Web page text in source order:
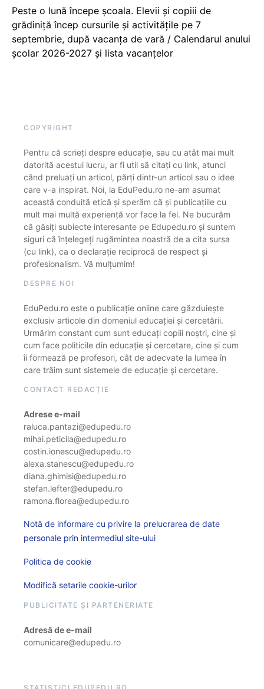
Peste o lună începe școala. Elevii și copiii de
grădiniță încep cursurile și activitățile pe 7
septembrie, după vacanța de vară / Calendarul anului
școlar 2026-2027 și lista vacanțelor
COPYRIGHT
Pentru că scrieți despre educație, sau cu atât mai mult
datorită acestui lucru, ar fi util să citați cu link, atunci
când preluați un articol, părți dintr-un articol sau o idee
care v-a inspirat. Noi, la EduPedu.ro ne-am asumat
această conduită etică și sperăm că și publicațiile cu
mult mai multă experiență vor face la fel. Ne bucurăm
că găsiți subiecte interesante pe Edupedu.ro și suntem
siguri că înțelegeți rugămintea noastră de a cita sursa
(cu link), ca o declarație reciprocă de respect și
profesionalism. Vă mulțumim!
DESPRE NOI
EduPedu.ro este o publicație online care găzduiește
exclusiv articole din domeniul educației și cercetării.
Urmărim constant cum sunt educați copiii noștri, cine și
cum face politicile din educație și cercetare, cine și cum
îi formează pe profesori, cât de adecvate la lumea în
care trăim sunt sistemele de educație și cercetare.
CONTACT REDACȚIE
Adrese e-mail
raluca.pantazi@edupedu.ro
mihai.peticila@edupedu.ro
costin.ionescu@edupedu.ro
alexa.stanescu@edupedu.ro
diana.ghimisi@edupedu.ro
stefan.lefter@edupedu.ro
ramona.florea@edupedu.ro
Notă de informare cu privire la prelucrarea de date
personale prin intermediul site-ului
Politica de cookie
Modifică setarile cookie-urilor
PUBLICITATE ȘI PARTENERIATE
Adresă de e-mail
comunicare@edupedu.ro